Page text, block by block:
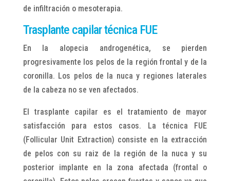
de infiltración o mesoterapia.
Trasplante capilar técnica FUE
En la alopecia androgenética, se pierden
progresivamente los pelos de la región frontal y de la
coronilla. Los pelos de la nuca y regiones laterales
de la cabeza no se ven afectados.
El trasplante capilar es el tratamiento de mayor
satisfacción para estos casos. La técnica FUE
(Follicular Unit Extraction) consiste en la extracción
de pelos con su raiz de la región de la nuca y su
posterior implante en la zona afectada (frontal o